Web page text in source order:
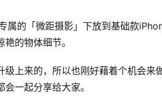
属的「微距摄影」下放到基础款
的物体细节。
级上来的，所以也刚好藉着个机会
一起分享给大家。